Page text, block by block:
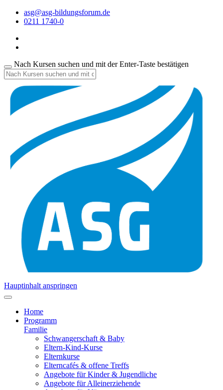
asg@asg-bildungsforum.de
0211 1740-0
Nach Kursen suchen und mit der Enter-Taste bestätigen
Hauptinhalt anspringen
Home
Programm
Familie
Schwangerschaft & Baby
Eltern-Kind-Kurse
Elternkurse
Elterncafés & offene Treffs
Angebote für Kinder & Jugendliche
Angebote für Alleinerziehende